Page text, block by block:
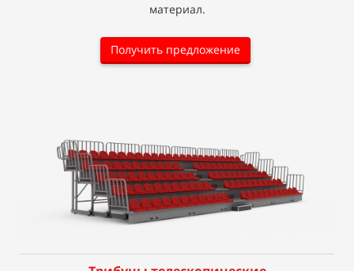
материал.
Получить предложение